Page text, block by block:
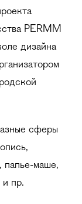
PERMM
дизайна
сферы
папье-маше,
и пр.